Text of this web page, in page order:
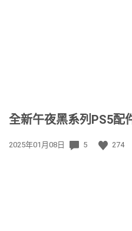
全新午夜黑系列PS5配
發
2025年01月08日 5 274